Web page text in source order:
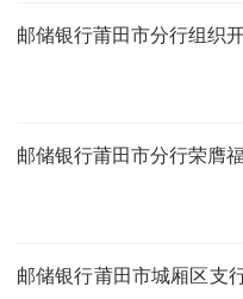
邮储银行莆田市分行组织
邮储银行莆田市分行荣膺
邮储银行莆田市城厢区支